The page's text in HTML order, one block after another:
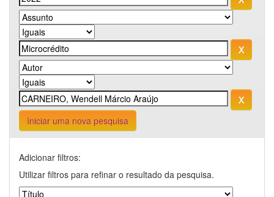
Iniciar uma nova pesquisa
Adicionar filtros:
Utilizar filtros para refinar o resultado da pesquisa.